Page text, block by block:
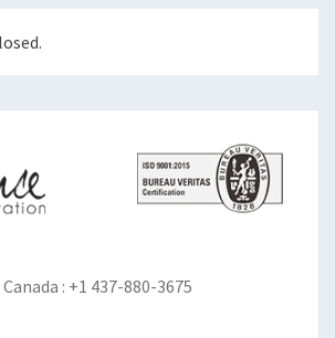
: +1 437-880-3675